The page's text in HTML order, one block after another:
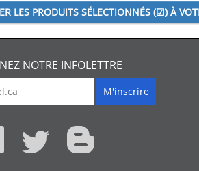
NOTRE INFOLETTRE